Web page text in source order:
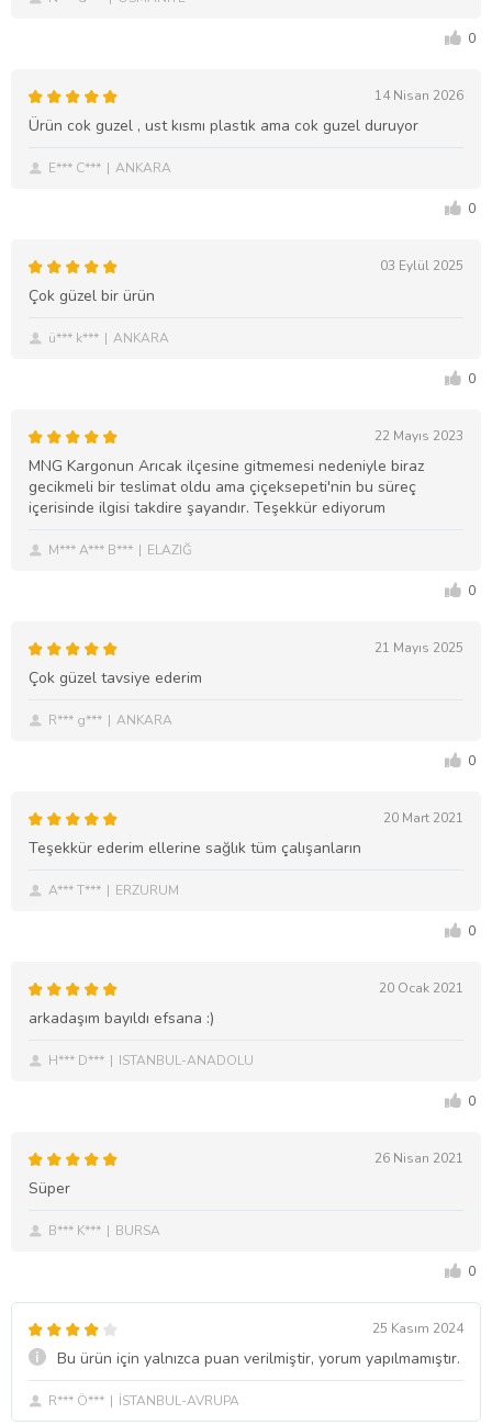
0
14 Nisan 2026
Ürün cok guzel , ust kısmı plastık ama cok guzel duruyor
E*** C*** ANKARA
0
03 Eylül 2025
Çok güzel bir ürün
ü*** k*** ANKARA
0
22 Mayıs 2023
MNG Kargonun Arıcak ilçesine gitmemesi nedeniyle biraz
gecikmeli bir teslimat oldu ama çiçeksepeti'nin bu süreç
içerisinde ilgisi takdire şayandır. Teşekkür ediyorum
M*** A*** B*** ELAZIĞ
0
21 Mayıs 2025
Çok güzel tavsiye ederim
R*** g*** ANKARA
0
20 Mart 2021
Teşekkür ederim ellerine sağlık tüm çalışanların
A*** T*** ERZURUM
0
20 Ocak 2021
arkadaşım bayıldı efsana :)
H*** D*** ISTANBUL-ANADOLU
0
26 Nisan 2021
Süper
B*** K*** BURSA
0
25 Kasım 2024
Bu ürün için yalnızca puan verilmiştir, yorum yapılmamıştır.
R*** Ö*** İSTANBUL-AVRUPA